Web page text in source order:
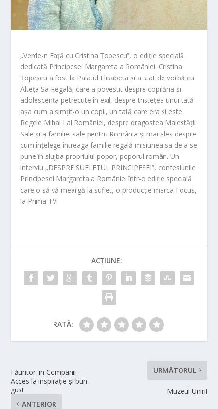
„Verde-n Față cu Cristina Țopescu”, o ediție specială
dedicată Principesei Margareta a României. Cristina
Țopescu a fost la Palatul Elisabeta și a stat de vorbă cu
Alteța Sa Regală, care a povestit despre copilăria și
adolescența petrecute în exil, despre tristețea unui tată
așa cum a simțit-o un copil, un tată care era și este
Regele Mihai I al României, despre dragostea Maiestății
Sale și a familiei sale pentru România și mai ales despre
cum înțelege întreaga familie regală misiunea sa de a se
pune în slujba propriului popor, poporul român. Un
interviu „DESPRE SUFLETUL PRINCIPESEI”, confesiunile
Principesei Margareta a României într-o ediție specială
care o să vă meargă la suflet, o producție marca Focus,
la Prima TV!
ACȚIUNE:
RATĂ:
Făuritori în Companii –
Acces la inspirație și bun
gust
ANTERIOR
URMĂTORUL
Muzeul Unirii